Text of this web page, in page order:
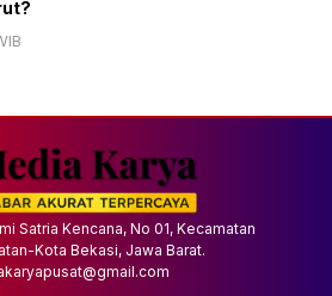
Satria Kencana, No 01, Kecamatan
Kota Bekasi, Jawa Barat.